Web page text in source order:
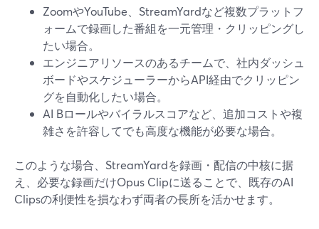
ZoomやYouTube、StreamYardなど複数プラットフ
ォームで録画した番組を一元管理・クリッピングし
たい場合。
エンジニアリソースのあるチームで、社内ダッシュ
ボードやスケジューラーからAPI経由でクリッピン
グを自動化したい場合。
AI Bロールやバイラルスコアなど、追加コストや複
雑さを許容してでも高度な機能が必要な場合。
このような場合、StreamYardを録画・配信の中核に据
え、必要な録画だけOpus Clipに送ることで、既存のAI
Clipsの利便性を損なわず両者の長所を活かせます。